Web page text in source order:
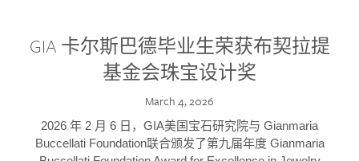
GIA 卡尔斯巴德毕业生荣获布契拉提
基金会珠宝设计奖
March 4, 2026
2026 年 2 月 6 日，GIA美国宝石研究院与 Gianmaria
Buccellati Foundation联合颁发了第九届年度 Gianmaria